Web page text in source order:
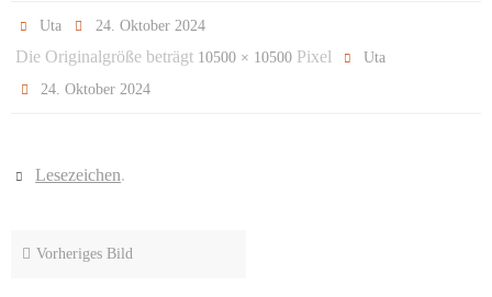
Uta 24. Oktober 2024
Die Originalgröße beträgt 10500 × 10500 Pixel
Uta
24. Oktober 2024
Lesezeichen.
Vorheriges Bild